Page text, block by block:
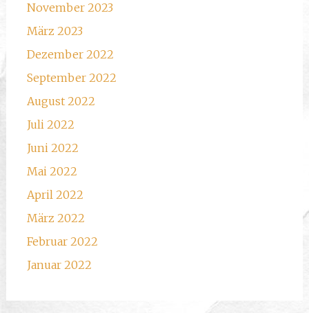
November 2023
März 2023
Dezember 2022
September 2022
August 2022
Juli 2022
Juni 2022
Mai 2022
April 2022
März 2022
Februar 2022
Januar 2022